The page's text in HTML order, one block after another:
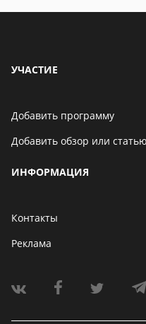
УЧАСТИЕ
Добавить программу
Добавить обзор или статью
ИНФОРМАЦИЯ
Контакты
Реклама